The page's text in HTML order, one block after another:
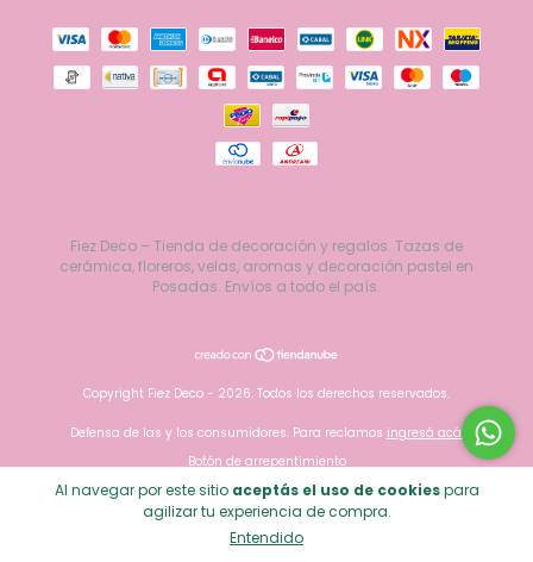
Al navegar por este sitio aceptás el uso de cookiespara
agilizar tu experiencia de compra.
Entendido
Fiez Deco – Tienda de decoración y regalos. Tazas de
cerámica, floreros, velas, aromas y decoración pastel en
Posadas. Envíos a todo el país.
Copyright Fiez Deco - 2026. Todos los derechos reservados.
Defensa de las y los consumidores. Para reclamos ingresá acá.
Botón de arrepentimiento